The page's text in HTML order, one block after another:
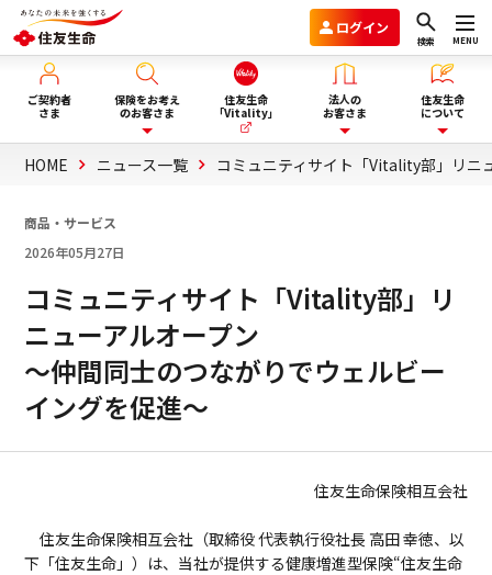
ログイン
検索 MENU
ご契約者
さま
保険をお考え
のお客さま
保険を選ぶ
保険選びにお悩みの方へ
ぴったり保険セレクター
住友生命
「Vitality」
法人の
お客さま
企業年金のお客さま
ウェルビーイング向上サービス
Vitality福利厚生タイプ
法人向け商品のご案内
スミセイ法人クラブ
住友生命
について
住友生命グループVision2030
サステナビリティ
採用情報
HOME ニュース一覧 コミュニティサイト「Vitality部」リニ
商品・サービス
2026年05月27日
コミュニティサイト「Vitality部」リ
ニューアルオープン
～仲間同士のつながりでウェルビー
イングを促進～
住友生命保険相互会社
住友生命保険相互会社（取締役 代表執行役社長 高田 幸徳、以
下「住友生命」）は、当社が提供する健康増進型保険“住友生命